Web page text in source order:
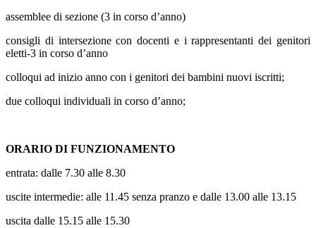
assemblee di sezione (3 in corso d’anno)
consigli di intersezione con docenti e i rappresentanti dei genitori
eletti-3 in corso d’anno
colloqui ad inizio anno con i genitori dei bambini nuovi iscritti;
due colloqui individuali in corso d’anno;
ORARIO DI FUNZIONAMENTO
entrata: dalle 7.30 alle 8.30
uscite intermedie: alle 11.45 senza pranzo e dalle 13.00 alle 13.15
uscita dalle 15.15 alle 15.30